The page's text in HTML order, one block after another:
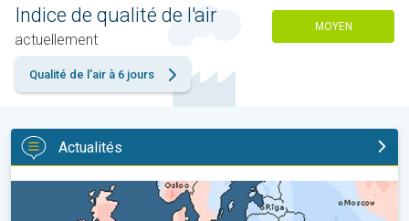
Indice de qualité de l'air
actuellement
MOYEN
Qualité de l'air à 6 jours
Actualités
Grands contrastes météo en juillet. En Europe. . .